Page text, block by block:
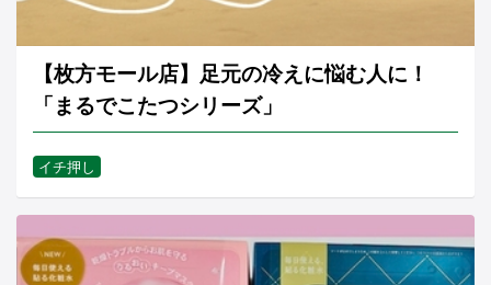
【枚方モール店】足元の冷えに悩む人に！
「まるでこたつシリーズ」
イチ押し